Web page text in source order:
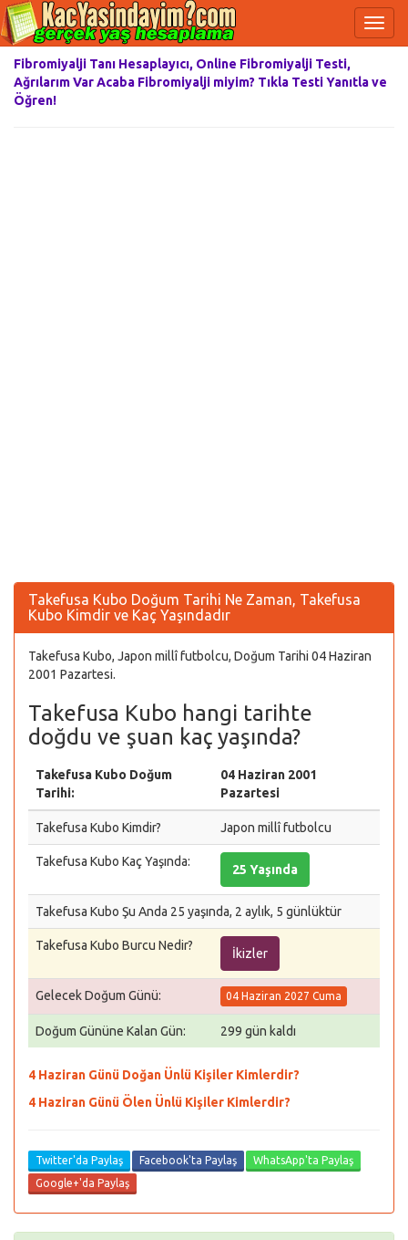
Fibromiyalji Tanı Hesaplayıcı, Online Fibromiyalji Testi,
Ağrılarım Var Acaba Fibromiyalji miyim? Tıkla Testi Yanıtla ve
Öğren!
Takefusa Kubo Doğum Tarihi Ne Zaman, Takefusa
Kubo Kimdir ve Kaç Yaşındadır
Takefusa Kubo, Japon millî futbolcu, Doğum Tarihi 04 Haziran
2001 Pazartesi.
Takefusa Kubo hangi tarihte
doğdu ve şuan kaç yaşında?
Takefusa Kubo Doğum
Tarihi:
04 Haziran 2001
Pazartesi
Takefusa Kubo Kimdir? Japon millî futbolcu
Takefusa Kubo Kaç Yaşında:
25 Yaşında
Takefusa Kubo Şu Anda 25 yaşında, 2 aylık, 5 günlüktür
Takefusa Kubo Burcu Nedir?
İkizler
Gelecek Doğum Günü: 04 Haziran 2027 Cuma
Doğum Gününe Kalan Gün: 299 gün kaldı
4 Haziran Günü Doğan Ünlü Kişiler Kimlerdir?
4 Haziran Günü Ölen Ünlü Kişiler Kimlerdir?
Twitter'da Paylaş Facebook'ta Paylaş
WhatsApp'ta Paylaş
Google+'da Paylaş